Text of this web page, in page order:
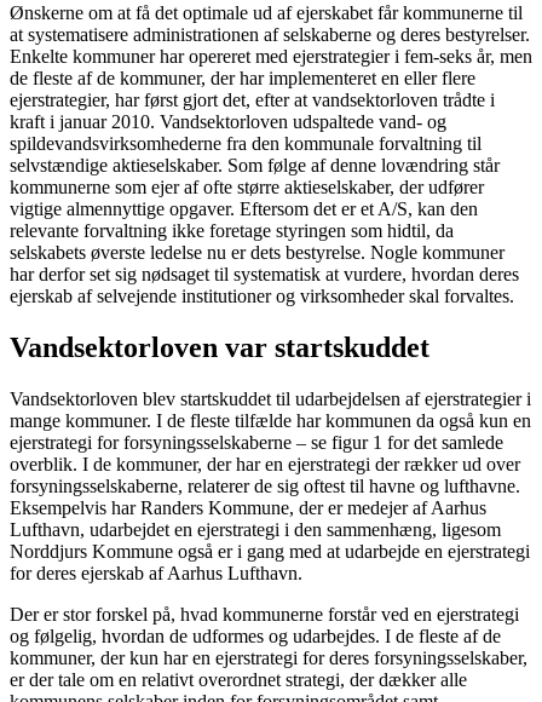
Ønskerne om at få det optimale ud af ejerskabet får kommunerne til
at systematisere administrationen af selskaberne og deres bestyrelser.
Enkelte kommuner har opereret med ejerstrategier i fem-seks år, men
de fleste af de kommuner, der har implementeret en eller flere
ejerstrategier, har først gjort det, efter at vandsektorloven trådte i
kraft i januar 2010. Vandsektorloven udspaltede vand- og
spildevandsvirksomhederne fra den kommunale forvaltning til
selvstændige aktieselskaber. Som følge af denne lovændring står
kommunerne som ejer af ofte større aktieselskaber, der udfører
vigtige almennyttige opgaver. Eftersom det er et A/S, kan den
relevante forvaltning ikke foretage styringen som hidtil, da
selskabets øverste ledelse nu er dets bestyrelse. Nogle kommuner
har derfor set sig nødsaget til systematisk at vurdere, hvordan deres
ejerskab af selvejende institutioner og virksomheder skal forvaltes.
Vandsektorloven var startskuddet
Vandsektorloven blev startskuddet til udarbejdelsen af ejerstrategier i
mange kommuner. I de fleste tilfælde har kommunen da også kun en
ejerstrategi for forsyningsselskaberne – se figur 1 for det samlede
overblik. I de kommuner, der har en ejerstrategi der rækker ud over
forsyningsselskaberne, relaterer de sig oftest til havne og lufthavne.
Eksempelvis har Randers Kommune, der er medejer af Aarhus
Lufthavn, udarbejdet en ejerstrategi i den sammenhæng, ligesom
Norddjurs Kommune også er i gang med at udarbejde en ejerstrategi
for deres ejerskab af Aarhus Lufthavn.
Der er stor forskel på, hvad kommunerne forstår ved en ejerstrategi
og følgelig, hvordan de udformes og udarbejdes. I de fleste af de
kommuner, der kun har en ejerstrategi for deres forsyningsselskaber,
er der tale om en relativt overordnet strategi, der dækker alle